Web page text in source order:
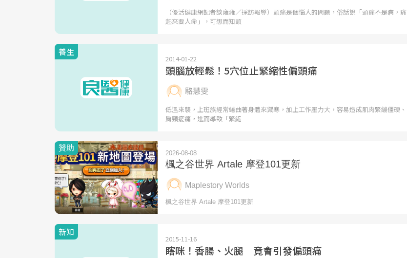
（優活健康網記者談雍雍／採訪報導）頭痛是個惱人的問題，俗話說「頭痛不是病，痛
起來要人命」，可想而知頭
養生
2014-01-22
頭腦放輕鬆！5穴位止緊縮性偏頭痛
駱慧雯
低溫來襲，上班族經常蜷曲著身體來禦寒，加上工作壓力大，容易造成肌肉緊繃僵硬、
肩頸痠痛，進而導致「緊縮
新知
2015-11-16
瞎咪！香腸、火腿 竟會引發偏頭痛